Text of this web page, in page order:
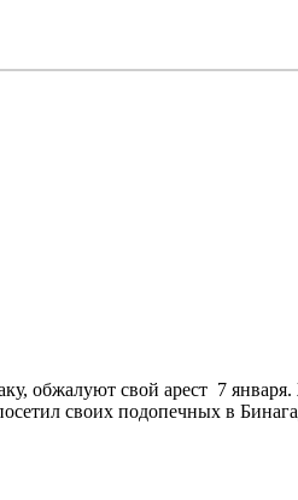
обжалуют свой арест 7
своих подопечных в